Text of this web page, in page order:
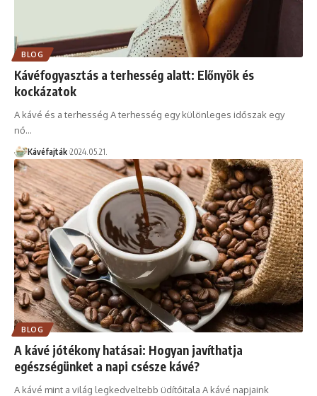
BLOG
Kávéfogyasztás a terhesség alatt: Előnyök és
kockázatok
A kávé és a terhesség A terhesség egy különleges időszak egy
nő…
Kávéfajták 2024.05.21.
BLOG
A kávé jótékony hatásai: Hogyan javíthatja
egészségünket a napi csésze kávé?
A kávé mint a világ legkedveltebb üdítőitala A kávé napjaink